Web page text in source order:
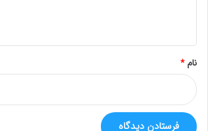
نام*